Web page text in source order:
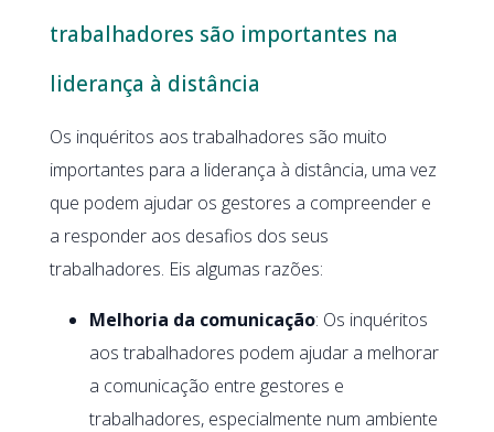
trabalhadores são importantes na
liderança à distância
Os inquéritos aos trabalhadores são muito
importantes para a liderança à distância, uma vez
que podem ajudar os gestores a compreender e
a responder aos desafios dos seus
trabalhadores. Eis algumas razões:
Melhoria da comunicação: Os inquéritos
aos trabalhadores podem ajudar a melhorar
a comunicação entre gestores e
trabalhadores, especialmente num ambiente